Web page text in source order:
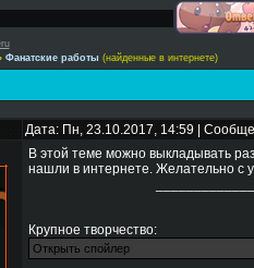
Фанатские работы (найденные в интернете)
Дата: Пн, 23.10.2017, 14:59 |
В этой теме можно выкладывать
нашли в интернете. Желательно с
Крупное творчество: